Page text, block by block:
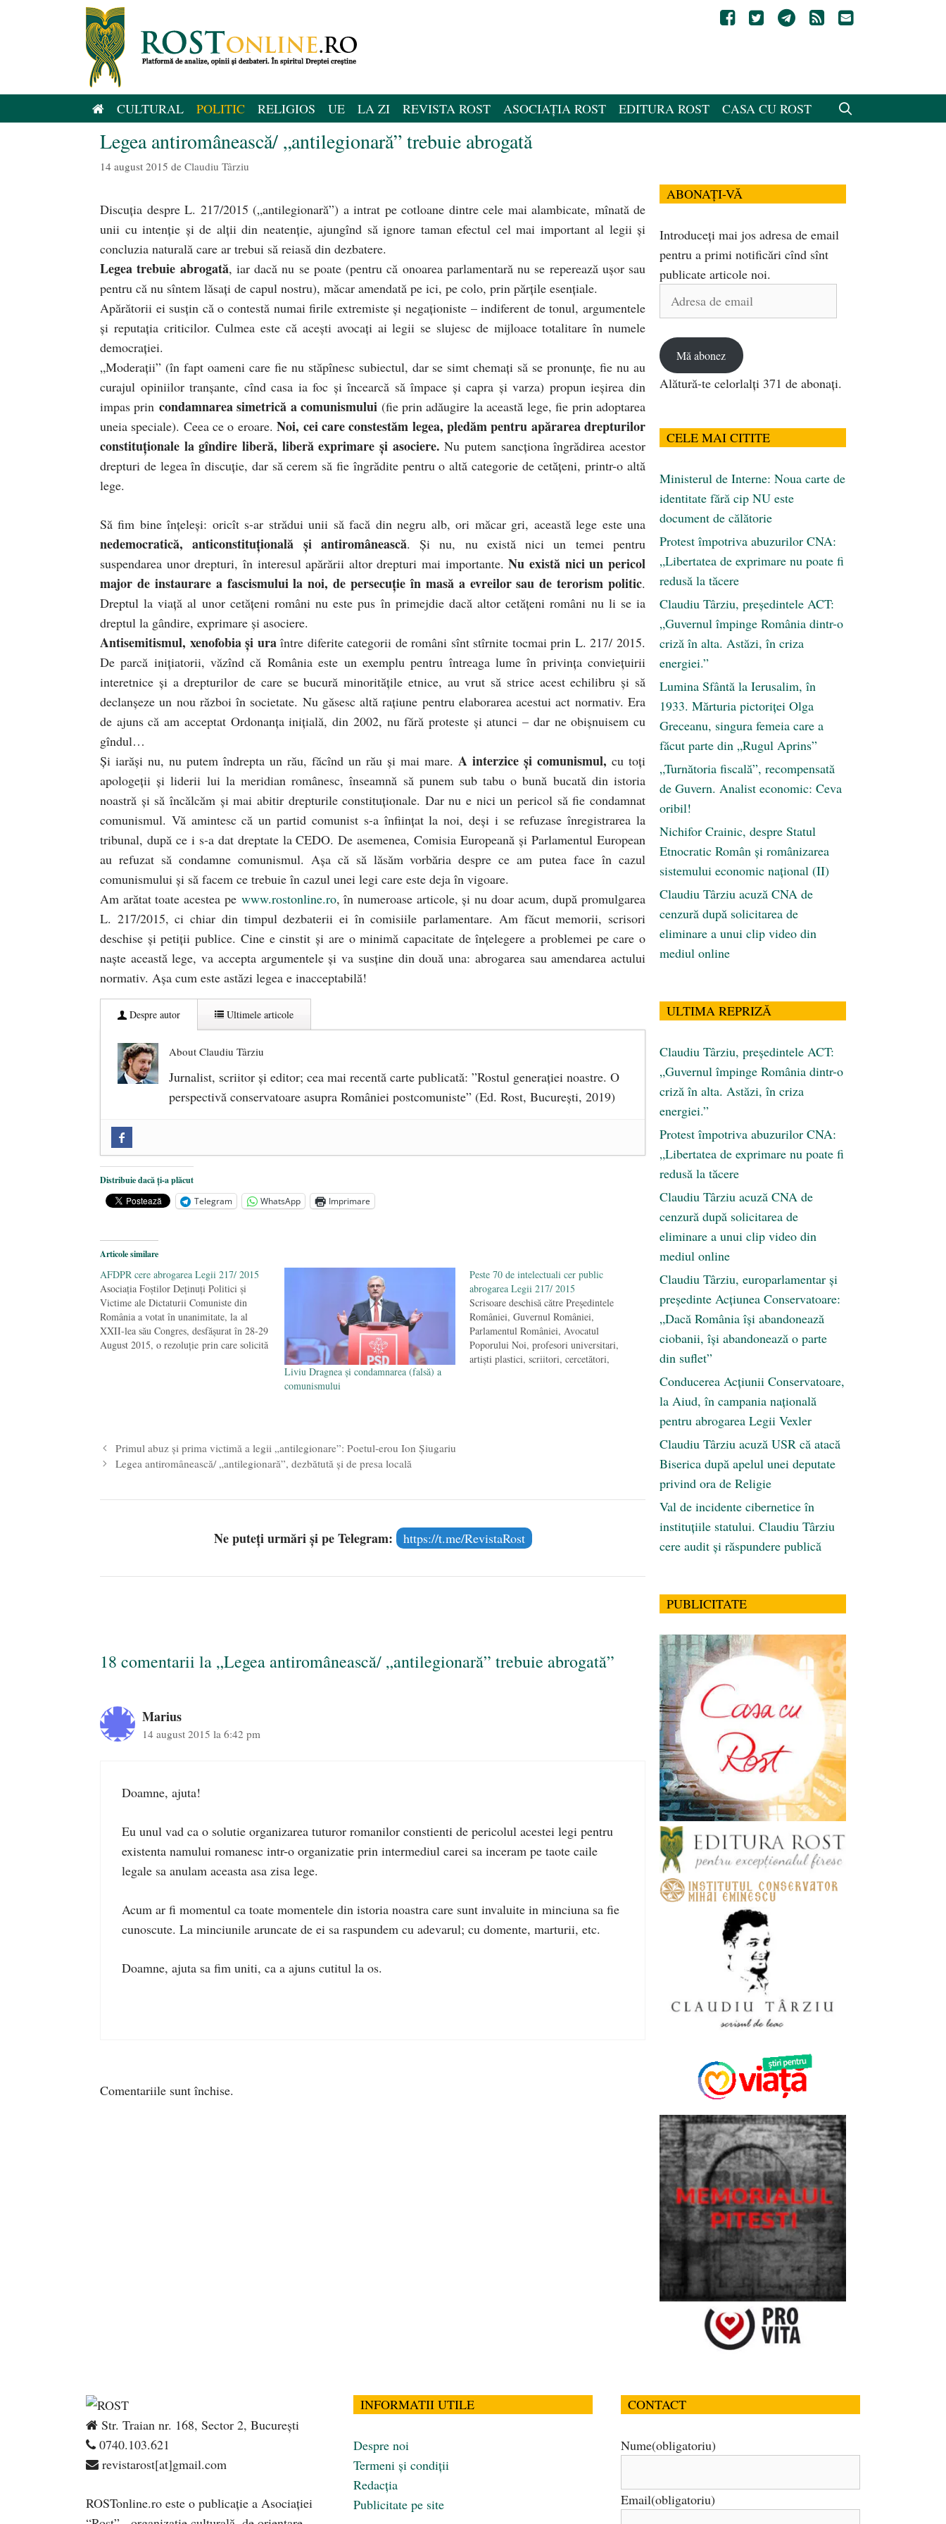
CULTURAL POLITIC RELIGIOS UE LA ZI REVISTA ROST ASOCIAȚIA ROST EDITURA ROST CASA CU ROST
Legea antiromânească/ „antilegionară” trebuie abrogată
14 august 2015 de Claudiu Târziu
Discuţia despre L. 217/2015 („antilegionară”) a intrat pe cotloane dintre cele mai alambicate, mînată de
unii cu intenţie şi de alţii din neatenţie, ajungînd să ignore taman efectul cel mai important al legii şi
concluzia naturală care ar trebui să reiasă din dezbatere.
Legea trebuie abrogată, iar dacă nu se poate (pentru că onoarea parlamentară nu se reperează uşor sau
pentru că nu sîntem lăsaţi de capul nostru), măcar amendată pe ici, pe colo, prin părţile esenţiale.
Apărătorii ei susţin că o contestă numai firile extremiste şi negaţioniste – indiferent de tonul, argumentele
şi reputaţia criticilor. Culmea este că aceşti avocaţi ai legii se slujesc de mijloace totalitare în numele
democraţiei.
„Moderaţii” (în fapt oameni care fie nu stăpînesc subiectul, dar se simt chemaţi să se pronunţe, fie nu au
curajul opiniilor tranşante, cînd casa ia foc şi încearcă să împace şi capra şi varza) propun ieşirea din
impas prin condamnarea simetrică a comunismului (fie prin adăugire la această lege, fie prin adoptarea
uneia speciale). Ceea ce o eroare.Noi, cei care constestăm legea, pledăm pentru apărarea drepturilor
constituţionale la gîndire liberă, liberă exprimare şi asociere. Nu putem sancţiona îngrădirea acestor
drepturi de legea în discuţie, dar să cerem să fie îngrădite pentru o altă categorie de cetăţeni, printr-o altă
lege.
Să fim bine înţeleşi: oricît s-ar strădui unii să facă din negru alb, ori măcar gri, această lege este una
nedemocratică, anticonstituţională şi antiromânească. Şi nu, nu există nici un temei pentru
suspendarea unor drepturi, în interesul apărării altor drepturi mai importante.Nu există nici un pericol
major de instaurare a fascismului la noi, de persecuţie în masă a evreilor sau de terorism politic.
Dreptul la viaţă al unor cetăţeni români nu este pus în primejdie dacă altor cetăţeni români nu li se ia
dreptul la gândire, exprimare şi asociere.
Antisemitismul, xenofobia şi uraîntre diferite categorii de români sînt stîrnite tocmai prin L. 217/ 2015.
De parcă iniţiatorii, văzînd că România este un exemplu pentru întreaga lume în privinţa convieţuirii
interetnice şi a drepturilor de care se bucură minorităţile etnice, au vrut să strice acest echilibru şi să
declanşeze un nou război în societate. Nu găsesc altă raţiune pentru elaborarea acestui act normativ. Era
de ajuns că am acceptat Ordonanţa iniţială, din 2002, nu fără proteste şi atunci – dar ne obişnuisem cu
gîndul…
Şi iarăşi nu, nu putem îndrepta un rău, făcînd un rău şi mai mare. A interzice şi comunismul, cu toţi
apologeţii şi liderii lui la meridian românesc, înseamnă să punem sub tabu o bună bucată din istoria
noastră şi să încălcăm şi mai abitir drepturile constituţionale. Dar nu e nici un pericol să fie condamnat
comunismul. Vă amintesc că un partid comunist s-a înfiinţat la noi, deşi i se refuzase înregistrarea la
tribunal, după ce i s-a dat dreptate la CEDO. De asemenea, Comisia Europeană şi Parlamentul European
au refuzat să condamne comunismul. Aşa că să lăsăm vorbăria despre ce am putea face în cazul
comunismului şi să facem ce trebuie în cazul unei legi care este deja în vigoare.
Am arătat toate acestea pe www.rostonline.ro, în numeroase articole, şi nu doar acum, după promulgarea
L. 217/2015, ci chiar din timpul dezbaterii ei în comisiile parlamentare. Am făcut memorii, scrisori
deschise şi petiţii publice. Cine e cinstit şi are o minimă capacitate de înţelegere a problemei pe care o
naşte această lege, va accepta argumentele şi va susţine din două una: abrogarea sau amendarea actului
normativ. Aşa cum este astăzi legea e inacceptabilă!
Despre autor Ultimele articole
About Claudiu Târziu
Jurnalist, scriitor şi editor; cea mai recentă carte publicată: ”Rostul generației noastre. O
perspectivă conservatoare asupra României postcomuniste” (Ed. Rost, București, 2019)
reforme pentru a bloca achizițiile la suprapreț - 13 august 2025
Dragi prieteni din Constanța
România nu știe să își folosească și să își protejeze resursele
Distribuie dacă ți-a plăcut
Telegram
WhatsApp Imprimare
Articole similare
AFDPR cere abrogarea Legii 217/ 2015
Asociaţia Foştilor Deţinuţi Politici și
Victime ale Dictaturii Comuniste din
România a votat în unanimitate, la al
XXII-lea său Congres, desfăşurat în 28-29
August 2015, o rezoluţie prin care solicită
Liviu Dragnea și condamnarea (falsă) a
comunismului
Peste 70 de intelectuali cer public
abrogarea Legii 217/ 2015
Scrisoare deschisă către Președintele
României, Guvernul României,
Parlamentul României, Avocatul
Poporului Noi, profesori universitari,
artiști plastici, scriitori, cercetători,
Primul abuz și prima victimă a legii „antilegionare”: Poetul-erou Ion Şiugariu
Legea antiromânească/ „antilegionară”, dezbătută şi de presa locală
Ne puteți urmări și pe Telegram: https://t.me/RevistaRost
18 comentarii la „Legea antiromânească/ „antilegionară” trebuie abrogată”
Marius
14 august 2015 la 6:42 pm
Doamne, ajuta!
Eu unul vad ca o solutie organizarea tuturor romanilor constienti de pericolul acestei legi pentru
existenta namului romanesc intr-o organizatie prin intermediul carei sa inceram pe taote caile
legale sa anulam aceasta asa zisa lege.
Acum ar fi momentul ca toate momentele din istoria noastra care sunt invaluite in minciuna sa fie
cunoscute. La minciunile aruncate de ei sa raspundem cu adevarul; cu domente, marturii, etc.
Doamne, ajuta sa fim uniti, ca a ajuns cutitul la os.
Comentariile sunt închise.
ABONAȚI-VĂ
Introduceți mai jos adresa de email
pentru a primi notificări cînd sînt
publicate articole noi.
Adresa
Mă abonez
Alătură-te celorlalți 371 de abonați.
CELE MAI CITITE
Ministerul de Interne: Noua carte de
identitate fără cip NU este
document de călătorie
Protest împotriva abuzurilor CNA:
„Libertatea de exprimare nu poate fi
redusă la tăcere
Claudiu Târziu, președintele ACT:
„Guvernul împinge România dintr-o
criză în alta. Astăzi, în criza
energiei.”
Lumina Sfântă la Ierusalim, în
1933. Mărturia pictoriței Olga
Greceanu, singura femeia care a
făcut parte din „Rugul Aprins”
„Turnătoria fiscală”, recompensată
de Guvern. Analist economic: Ceva
oribil!
Nichifor Crainic, despre Statul
Etnocratic Român şi românizarea
sistemului economic naţional (II)
Claudiu Târziu acuză CNA de
cenzură după solicitarea de
eliminare a unui clip video din
mediul online
ULTIMA REPRIZĂ
Claudiu Târziu, președintele ACT:
„Guvernul împinge România dintr-o
criză în alta. Astăzi, în criza
energiei.”
Protest împotriva abuzurilor CNA:
„Libertatea de exprimare nu poate fi
redusă la tăcere
Claudiu Târziu acuză CNA de
cenzură după solicitarea de
eliminare a unui clip video din
mediul online
Claudiu Târziu, europarlamentar și
președinte Acțiunea Conservatoare:
„Dacă România își abandonează
ciobanii, își abandonează o parte
din suflet”
Conducerea Acțiunii Conservatoare,
la Aiud, în campania națională
pentru abrogarea Legii Vexler
Claudiu Târziu acuză USR că atacă
Biserica după apelul unei deputate
privind ora de Religie
Val de incidente cibernetice în
instituțiile statului. Claudiu Târziu
cere audit și răspundere publică
PUBLICITATE
Str. Traian nr. 168, Sector 2, București
0740.103.621
revistarost[at]gmail.com
ROSTonline.ro este o publicaţie a Asociaţiei
INFORMATII UTILE
Despre noi
Termeni și condiții
Redacția
Publicitate pe site
CONTACT
Nume(obligatoriu)
Email(obligatoriu)